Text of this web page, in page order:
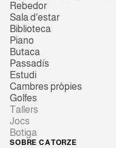
Rebedor
Sala d'estar
Biblioteca
Piano
Butaca
Passadís
Estudi
Cambres pròpies
Golfes
Tallers
Jocs
Botiga
SOBRE CATORZE